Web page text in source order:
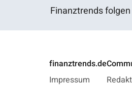
Finanztrends folgen
finanztrends.de
Impressum